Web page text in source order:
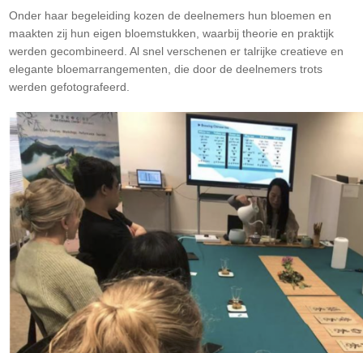
Onder haar begeleiding kozen de deelnemers hun bloemen en
maakten zij hun eigen bloemstukken, waarbij theorie en praktijk
werden gecombineerd. Al snel verschenen er talrijke creatieve en
elegante bloemarrangementen, die door de deelnemers trots
werden gefotografeerd.